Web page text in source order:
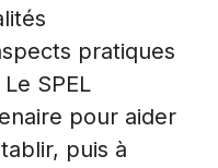
pratiques
SPEL
pour aider
puis à